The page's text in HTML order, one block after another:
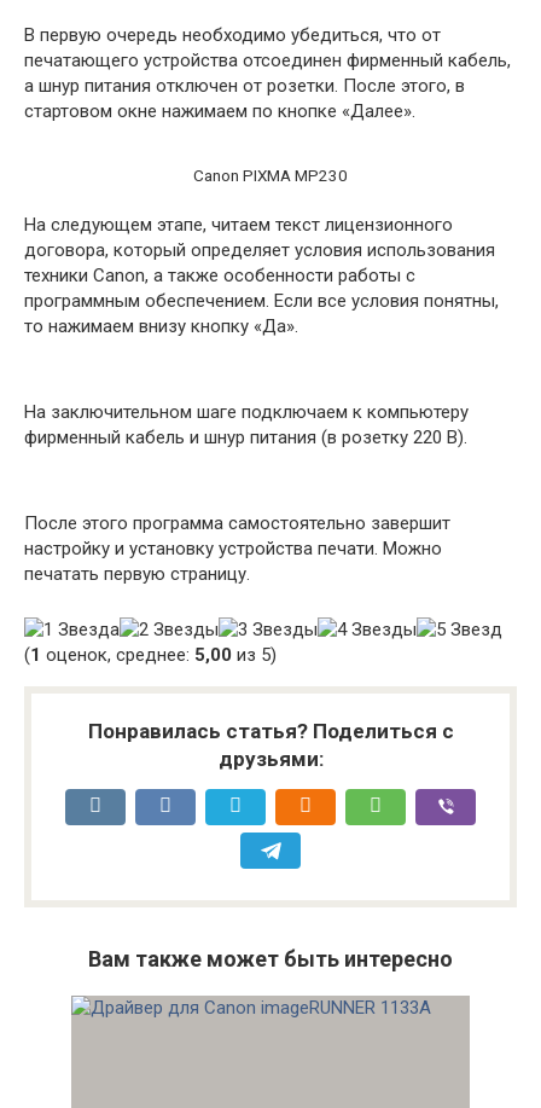
В первую очередь необходимо убедиться, что от
печатающего устройства отсоединен фирменный кабель,
а шнур питания отключен от розетки. После этого, в
стартовом окне нажимаем по кнопке «Далее».
Canon PIXMA MP230
На следующем этапе, читаем текст лицензионного
договора, который определяет условия использования
техники Canon, а также особенности работы с
программным обеспечением. Если все условия понятны,
то нажимаем внизу кнопку «Да».
На заключительном шаге подключаем к компьютеру
фирменный кабель и шнур питания (в розетку 220 В).
После этого программа самостоятельно завершит
настройку и установку устройства печати. Можно
печатать первую страницу.
(1 оценок, среднее: 5,00 из 5)
Понравилась статья? Поделиться с
друзьями:
Вам также может быть интересно